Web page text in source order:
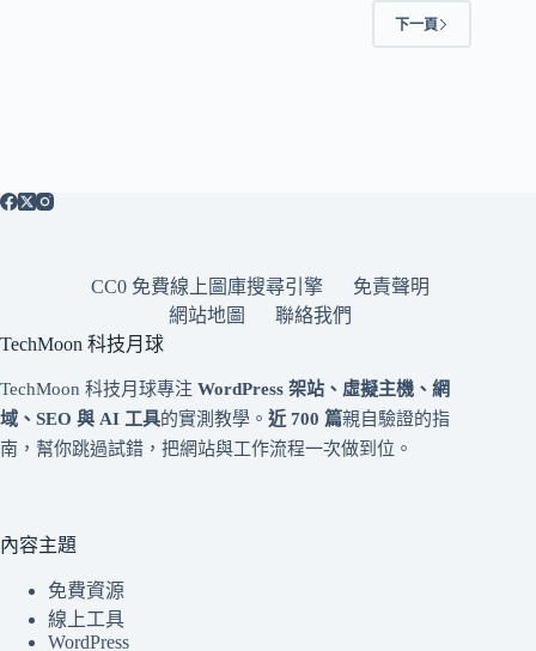
下一頁
CC0 免費線上圖庫搜尋引擎
免責聲明
網站地圖
聯絡我們
TechMoon 科技月球
TechMoon 科技月球專注 WordPress 架站、虛擬主機、網
域、SEO 與 AI 工具的實測教學。 近 700 篇親自驗證的指
南，幫你跳過試錯，把網站與工作流程一次做到位。
內容主題
免費資源
線上工具
WordPress